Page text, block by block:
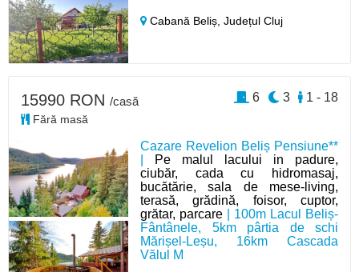
Cabană Beliș,Județul Cluj
Cazare Revelion Beliș Pensiune**
Pe malul lacului in padure,
ciubăr, cada cu hidromasaj,
bucătărie, sala de mese-living,
terasă, grădină, foisor, cuptor,
grătar, parcare | 100m Lacul Beliș-
Fântânele, 5km pârtia de schi
Mărișel-Leșu, 16km Cascada
Vălul M
15990 RON /casă
Fără masă
1 - 18
3
6